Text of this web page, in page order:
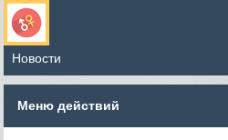
Меню действий